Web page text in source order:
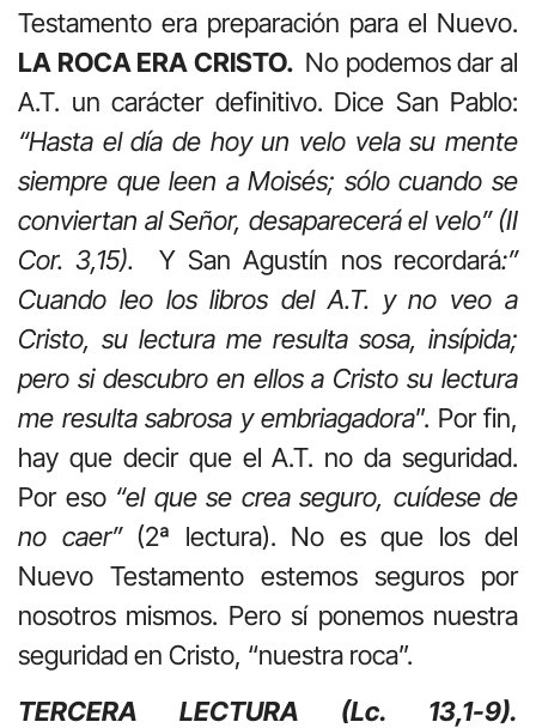
Testamento era preparación para el Nuevo.
LA ROCA ERA CRISTO. No podemos dar al
A.T. un carácter definitivo. Dice San Pablo:
“Hasta el día de hoy un velo vela su mente
siempre que leen a Moisés; sólo cuando se
conviertan al Señor, desaparecerá el velo” (II
Cor. 3,15). Y San Agustín nos recordará:”
Cuando leo los libros del A.T. y no veo a
Cristo, su lectura me resulta sosa, insípida;
pero si descubro en ellos a Cristo su lectura
me resulta sabrosa y embriagadora”. Por fin,
hay que decir que el A.T. no da seguridad.
Por eso “el que se crea seguro, cuídese de
no caer”(2ª lectura). No es que los del
Nuevo Testamento estemos seguros por
nosotros mismos. Pero sí ponemos nuestra
seguridad en Cristo, “nuestra roca”.
TERCERA LECTURA (Lc. 13,1-9).